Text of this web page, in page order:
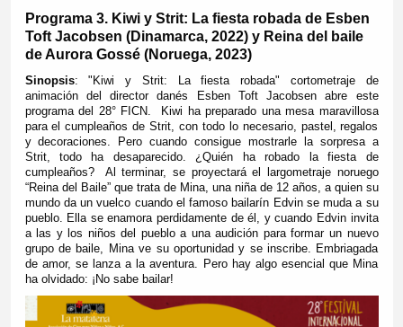
Programa 3. Kiwi y Strit: La fiesta robada de Esben
Toft Jacobsen (Dinamarca, 2022) y Reina del baile
de Aurora Gossé (Noruega, 2023)
Sinopsis:
"Kiwi y Strit: La fiesta robada" cortometraje de
animación del director danés Esben Toft Jacobsen abre este
programa del 28° FICN. Kiwi ha preparado una mesa maravillosa
para el cumpleaños de Strit, con todo lo necesario, pastel, regalos
y decoraciones. Pero cuando consigue mostrarle la sorpresa a
Strit, todo ha desaparecido. ¿Quién ha robado la fiesta de
cumpleaños? Al terminar, se proyectará el largometraje noruego
“Reina del Baile” que trata de Mina, una niña de 12 años, a quien su
mundo da un vuelco cuando el famoso bailarín Edvin se muda a su
pueblo. Ella se enamora perdidamente de él, y cuando Edvin invita
a las y los niños del pueblo a una audición para formar un nuevo
grupo de baile, Mina ve su oportunidad y se inscribe. Embriagada
de amor, se lanza a la aventura. Pero hay algo esencial que Mina
ha olvidado: ¡No sabe bailar!